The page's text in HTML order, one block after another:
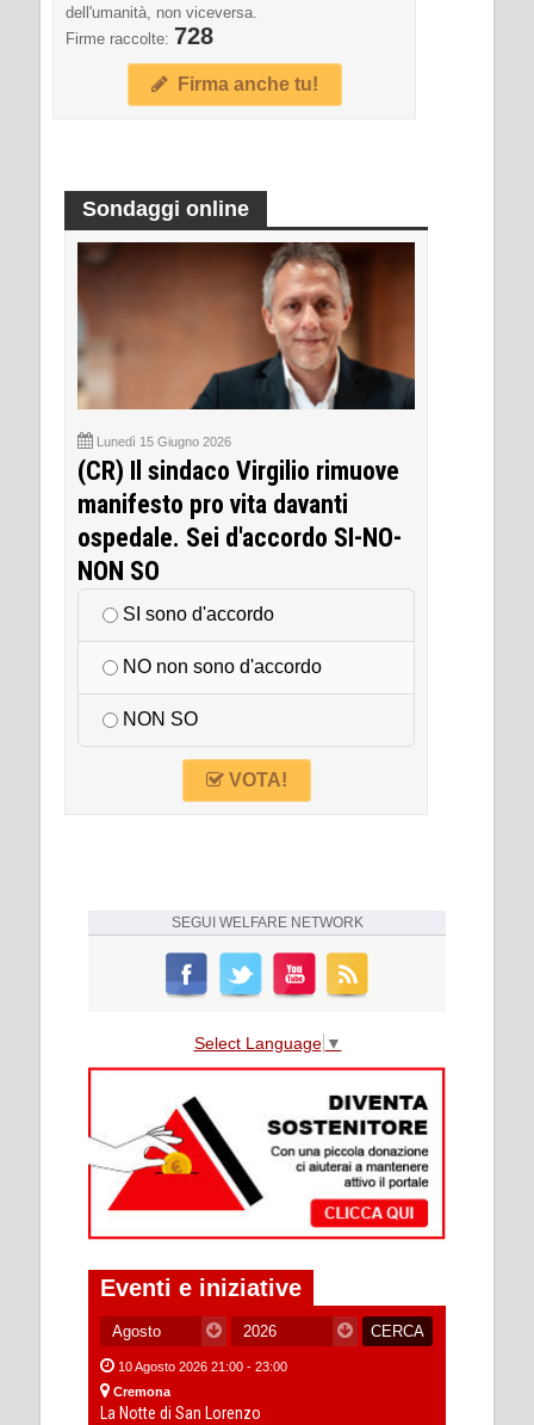
dell'umanità, non viceversa.
Firme raccolte: 728
Firma anche tu!
Sondaggi online
Lunedì 15 Giugno 2026
(CR) Il sindaco Virgilio rimuove
manifesto pro vita davanti
ospedale. Sei d'accordo SI-NO-
NON SO
SI sono d'accordo
NO non sono d'accordo
NON SO
VOTA!
SEGUI WELFARE NETWORK
Select Language ▼
Eventi e iniziative
10 Agosto 2026 21:00 - 23:00
Cremona
La Notte di San Lorenzo